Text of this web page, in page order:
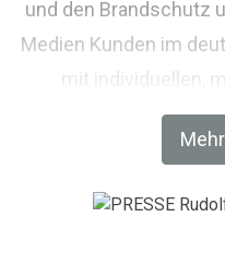
und den Brandschutz
Medien Kunden im
mit individuellen,
Weiterbildung
Mittelpunkt
bestehend u. a. aus